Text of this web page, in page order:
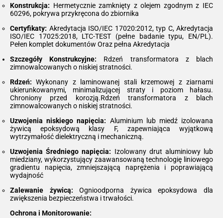
Konstrukcja: Hermetycznie zamknięty z olejem zgodnym z IEC
60296, pokrywa przykręcona do zbiornika
Certyfikaty: Akredytacja ISO/IEC 17020:2012, typ C, Akredytacja
ISO/IEC 17025:2018, LTC-TEST (pełne badanie typu, EN/PL).
Pełen komplet dokumentów Oraz pełna Akredytacja
Szczegóły Konstrukcyjne: Rdzeń transformatora z blach
zimnowalcowanych o niskiej stratności.
Rdzeń: Wykonany z laminowanej stali krzemowej z ziarnami
ukierunkowanymi, minimalizującej straty i poziom hałasu.
Chroniony przed korozją.Rdzeń transformatora z blach
zimnowalcowanych o niskiej stratności.
Uzwojenia niskiego napięcia: Aluminium lub miedź izolowana
żywicą epoksydową klasy F, zapewniająca wyjątkową
wytrzymałość dielektryczną i mechaniczną.
Uzwojenia Średniego napięcia: Izolowany drut aluminiowy lub
miedziany, wykorzystujący zaawansowaną technologię liniowego
gradientu napięcia, zmniejszającą naprężenia i poprawiającą
wydajność
Zalewanie żywicą: Ognioodporna żywica epoksydowa dla
zwiększenia bezpieczeństwa i trwałości.
Ochrona i Monitorowanie: